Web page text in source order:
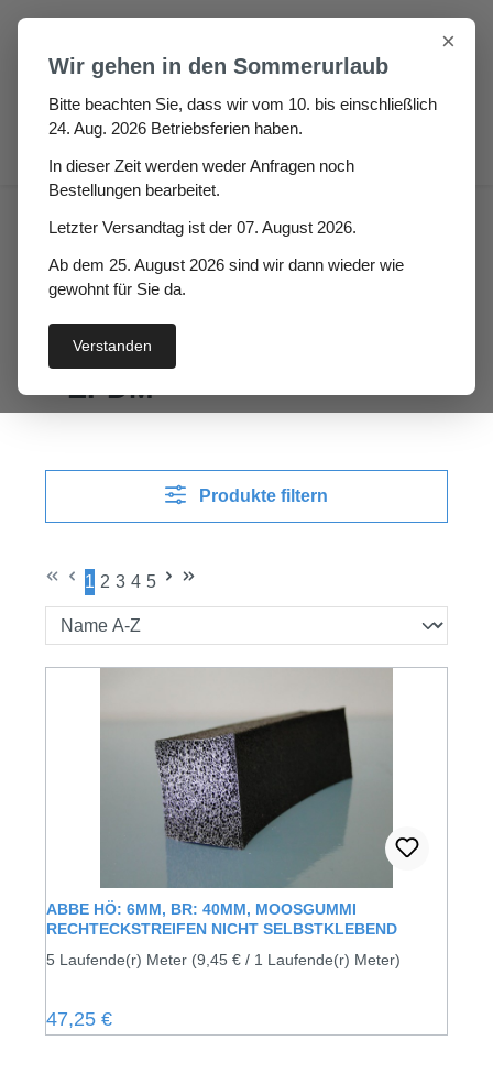
Zum Hauptinhalt springen
Fugen & Spalt
Rechteck- und Quadratprofile
Moosgummi
Rechteckprofile schwarz
EPDM
Produkte filtern
Seite
1
Seite
2
Seite
3
Seite
4
Seite
5
ABBE HÖ: 6MM, BR: 40MM, MOOSGUMMI
RECHTECKSTREIFEN NICHT SELBSTKLEBEND
5 Laufende(r) Meter (9,45 € / 1 Laufende(r) Meter)
Regulärer Preis:
47,25 €
×
Wir gehen in den Sommerurlaub
Bitte beachten Sie, dass wir vom 10. bis einschließlich
24. Aug. 2026 Betriebsferien haben.
In dieser Zeit werden weder Anfragen noch
Bestellungen bearbeitet.
Letzter Versandtag ist der 07. August 2026.
Ab dem 25. August 2026 sind wir dann wieder wie
gewohnt für Sie da.
Verstanden